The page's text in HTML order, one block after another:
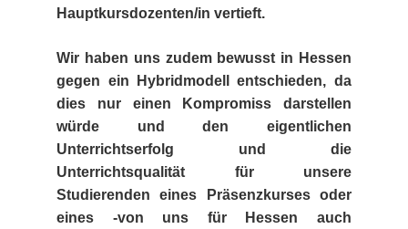
Hauptkursdozenten/in vertieft.
Wir haben uns zudem bewusst in Hessen
gegen ein Hybridmodell entschieden, da
dies nur einen Kompromiss darstellen
würde und den eigentlichen
Unterrichtserfolg und die
Unterrichtsqualität für unsere
Studierenden eines Präsenzkurses oder
eines -von uns für Hessen auch
Tübingen
Wiesbaden
Würzburg